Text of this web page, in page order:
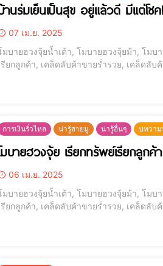
านร่มเย็นเป็นสุข อยู่แล้วดี มีแต่โ
07 เม.ย. 2025
มบายฮวงจุ้ยน้ำเต้า, โมบายฮวงจุ้ยม้า, โมบ
รียกลูกค้า, เคล็ดลับค้าขายร่ำรวย, เคล็ดลั
การเงินรั่วไหล น่ารู้สายมู น่ารู้อื่นๆ บทวาม
มบายฮวงจุ้ย เรียกทรัพย์เรียกลูกค้
06 เม.ย. 2025
มบายฮวงจุ้ยน้ำเต้า, โมบายฮวงจุ้ยม้า, โมบ
รียกลูกค้า, เคล็ดลับค้าขายร่ำรวย, เคล็ดลั